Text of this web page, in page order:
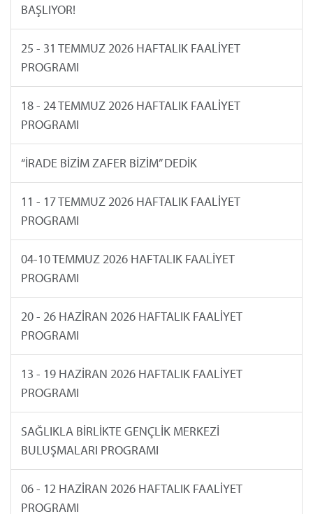
BAŞLIYOR!
25 - 31 TEMMUZ 2026 HAFTALIK FAALİYET
PROGRAMI
18 - 24 TEMMUZ 2026 HAFTALIK FAALİYET
PROGRAMI
“İRADE BİZİM ZAFER BİZİM” DEDİK
11 - 17 TEMMUZ 2026 HAFTALIK FAALİYET
PROGRAMI
04-10 TEMMUZ 2026 HAFTALIK FAALİYET
PROGRAMI
20 - 26 HAZİRAN 2026 HAFTALIK FAALİYET
PROGRAMI
13 - 19 HAZİRAN 2026 HAFTALIK FAALİYET
PROGRAMI
SAĞLIKLA BİRLİKTE GENÇLİK MERKEZİ
BULUŞMALARI PROGRAMI
06 - 12 HAZİRAN 2026 HAFTALIK FAALİYET
PROGRAMI